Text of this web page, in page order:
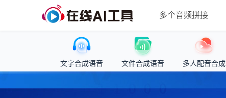
多个音频拼接
文字合成语音 文件合成语音 多人配音合成